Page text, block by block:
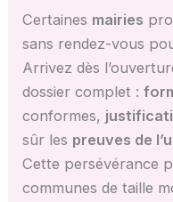
Certaines mairies
sans rendez-vous
Arrivez dès
dossier complet :
conformes,
sûr les preuves de
Cette persévérance
communes de taille